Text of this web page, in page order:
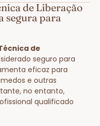
de Liberação
segura para
de
seguro para
eficaz para
e outras
no entanto,
qualificado